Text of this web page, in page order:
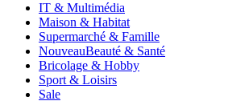
IT & Multimédia
Maison & Habitat
Supermarché & Famille
NouveauBeauté & Santé
Bricolage & Hobby
Sport & Loisirs
Sale